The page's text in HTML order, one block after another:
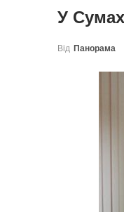
У Сумах
Від Панорама